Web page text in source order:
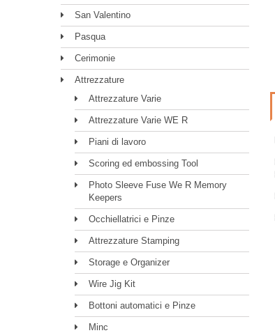
San Valentino
Pasqua
Cerimonie
Attrezzature
Attrezzature Varie
Attrezzature Varie WE R
Piani di lavoro
Scoring ed embossing Tool
Photo Sleeve Fuse We R Memory
Keepers
Occhiellatrici e Pinze
Attrezzature Stamping
Storage e Organizer
Wire Jig Kit
Bottoni automatici e Pinze
Minc